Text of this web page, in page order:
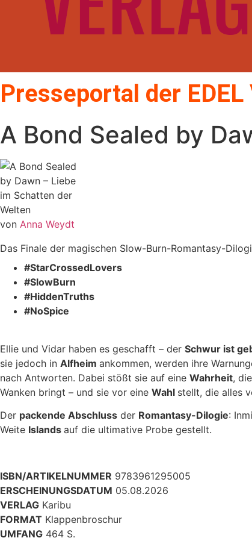
Presseportal der
A Bond Sealed by
von Anna Weydt
Das Finale der magischen Slow-Burn-Romantasy-
#StarCrossedLovers
#SlowBurn
#HiddenTruths
#NoSpice
Ellie und Vidar haben es geschafft – der Schwur ist
sie jedoch in Alfheim ankommen, werden ihre
nach Antworten. Dabei stößt sie auf eine Wahrheit,
Wanken bringt – und sie vor eine Wahl stellt, die alles
Der packende Abschluss der Romantasy-Dilogie:
Weite Islands auf die ultimative Probe gestellt.
ISBN/ARTIKELNUMMER 9783961295005
ERSCHEINUNGSDATUM 05.08.2026
VERLAG Karibu
FORMAT Klappenbroschur
UMFANG 464 S.